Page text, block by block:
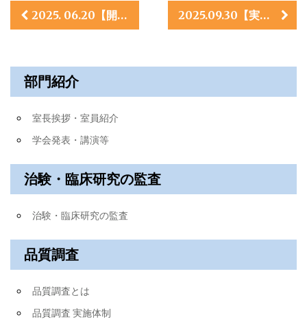
投
稿
ナ
ビ
ゲ
ー
シ
ョ
ン
2025. 06.20【開催案内】監査担当者養成研修の開催について 2025.09.30【実施報告】監査担当者養成研修―初級編―のご報告
部門紹介
室長挨拶・室員紹介
学会発表・講演等
治験・臨床研究の監査
治験・臨床研究の監査
品質調査
品質調査とは
品質調査 実施体制